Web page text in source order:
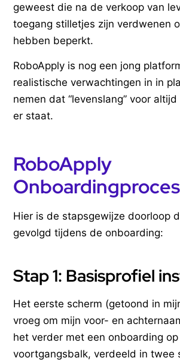
geweest die na de verkoop van
toegang stilletjes zijn verdwenen
hebben beperkt.
RoboApply is nog een jong
realistische verwachtingen in in
nemen dat “levenslang” voor
er staat.
RoboApply
Onboardingproces
Hier is de stapsgewijze doorloop
gevolgd tijdens de onboarding:
Stap 1: Basisprofiel
Het eerste scherm (getoond in
vroeg om mijn voor- en
het verder met een onboarding
voortgangsbalk, verdeeld in twee